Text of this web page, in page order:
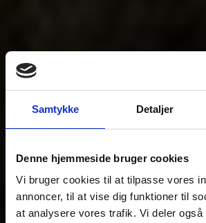
Samtykke Detaljer
Denne hjemmeside bruger cookies
Vi bruger cookies til at tilpasse vores
annoncer, til at vise dig funktioner til
at analysere vores trafik. Vi deler også